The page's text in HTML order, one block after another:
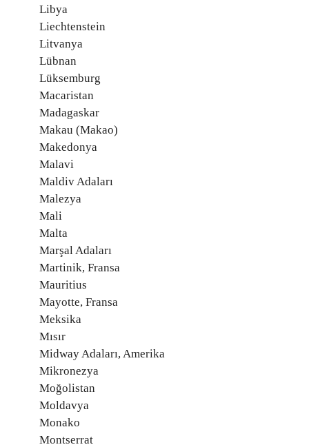
Libya
Liechtenstein
Litvanya
Lübnan
Lüksemburg
Macaristan
Madagaskar
Makau (Makao)
Makedonya
Malavi
Maldiv Adaları
Malezya
Mali
Malta
Marşal Adaları
Martinik, Fransa
Mauritius
Mayotte, Fransa
Meksika
Mısır
Midway Adaları, Amerika
Mikronezya
Moğolistan
Moldavya
Monako
Montserrat